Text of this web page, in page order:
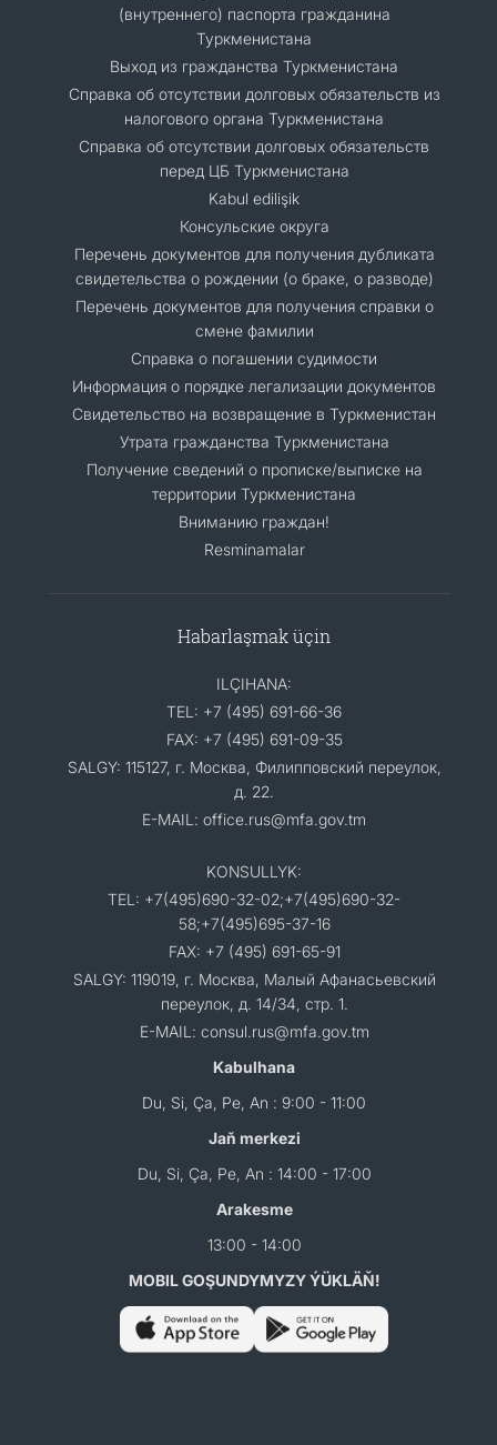
(внутреннего) паспорта гражданина
Туркменистана
Выход из гражданства Туркменистана
Справка об отсутствии долговых обязательств из
налогового органа Туркменистана
Справка об отсутствии долговых обязательств
перед ЦБ Туркменистана
Kabul edilişik
Консульские округа
Перечень документов для получения дубликата
свидетельства о рождении (о браке, о разводе)
Перечень документов для получения справки о
смене фамилии
Справка о погашении судимости
Информация о порядке легализации документов
Cвидетельство на возвращение в Туркменистан
Утрата гражданства Туркменистана
Получение сведений о прописке/выписке на
территории Туркменистана
Вниманию граждан!
Resminamalar
Habarlaşmak üçin
ILÇIHANA:
TEL: +7 (495) 691-66-36
FAX: +7 (495) 691-09-35
SALGY: 115127, г. Москва, Филипповский переулок,
д. 22.
E-MAIL: office.rus@mfa.gov.tm
KONSULLYK:
TEL: +7(495)690-32-02;+7(495)690-32-
58;+7(495)695-37-16
FAX: +7 (495) 691-65-91
SALGY: 119019, г. Москва, Малый Афанасьевский
переулок, д. 14/34, стр. 1.
E-MAIL: consul.rus@mfa.gov.tm
Kabulhana
Du, Si, Ça, Pe, An : 9:00 - 11:00
Jaň merkezi
Du, Si, Ça, Pe, An : 14:00 - 17:00
Arakesme
13:00 - 14:00
MOBIL GOŞUNDYMYZY ÝÜKLÄŇ!